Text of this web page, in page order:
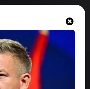
lehajtóját